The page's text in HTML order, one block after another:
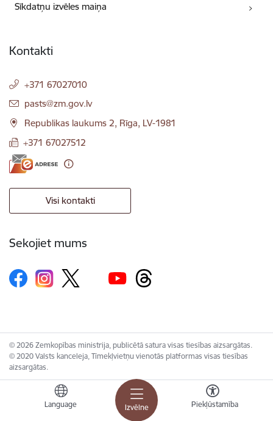
Izvēlne
Language Piekļūstamība
Sīkdatņu izvēles maiņa
Kontakti
+371 67027010
E-pasts:
pasts@zm.gov.lv
Republikas laukums 2, Rīga, LV-1981
+371 67027512
Visi kontakti
Sekojiet mums
© 2026 Zemkopības ministrija, publicētā satura visas tiesības aizsargātas.
© 2020 Valsts kanceleja, Tīmekļvietņu vienotās platformas visas tiesības
aizsargātas.